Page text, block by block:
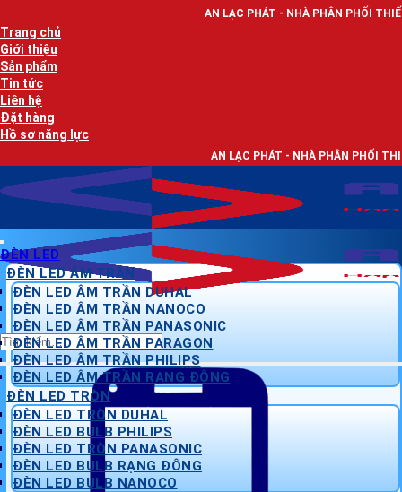
qua
nội
dung
AN LẠC PHÁT - NHÀ PHÂN PHỐI THIẾT BỊ ĐIỆN, DÂY
Trang chủ
Giới thiệu
Sản phẩm
Tin tức
Liên hệ
Đặt hàng
Hồ sơ năng lực
AN LẠC PHÁT - NHÀ PHÂN PHỐI THIẾT BỊ ĐIỆN, DÂY
Tìm
kiếm:
ĐÈN LED
ĐÈN LED ÂM TRẦN
ĐÈN LED ÂM TRẦN DUHAL
ĐÈN LED ÂM TRẦN NANOCO
ĐÈN LED ÂM TRẦN PANASONIC
ĐÈN LED ÂM TRẦN PARAGON
ĐÈN LED ÂM TRẦN PHILIPS
ĐÈN LED ÂM TRẦN RẠNG ĐÔNG
ĐÈN LED TRÒN
ĐÈN LED TRÒN DUHAL
ĐÈN LED BULB PHILIPS
ĐÈN LED TRÒN PANASONIC
ĐÈN LED BULB RẠNG ĐÔNG
ĐÈN LED BULB NANOCO